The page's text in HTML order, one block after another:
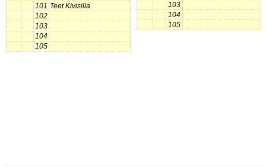
101 Teet Kivisilla
102
103
104
105
103
104
105